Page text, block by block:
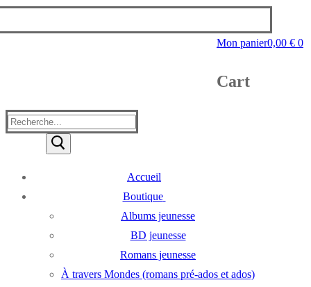
Mon panier0,00 € 0
Cart
Rechercher
Accueil
Boutique
Albums jeunesse
BD jeunesse
Romans jeunesse
À travers Mondes (romans pré-ados et ados)